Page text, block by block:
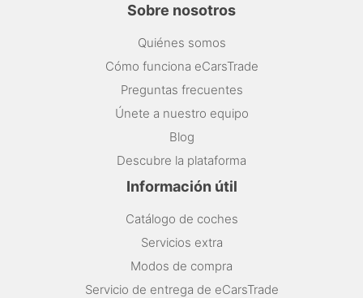
Sobre nosotros
Quiénes somos
Cómo funciona eCarsTrade
Preguntas frecuentes
Únete a nuestro equipo
Blog
Descubre la plataforma
Información útil
Catálogo de coches
Servicios extra
Modos de compra
Servicio de entrega de eCarsTrade